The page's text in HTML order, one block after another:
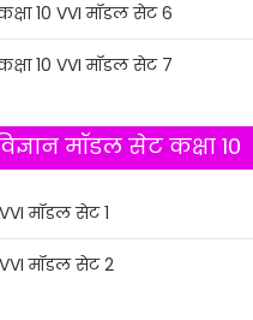
कक्षा 10 VVI मॉडल सेट 6
कक्षा 10 VVI मॉडल सेट 7
मॉडल सेट कक्षा 10
मॉडल सेट 1
मॉडल सेट 2